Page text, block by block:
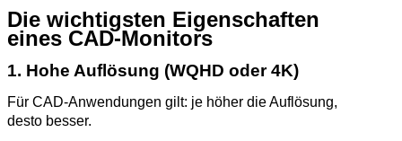
Die wichtigsten Eigenschaften
eines CAD‑Monitors
1. Hohe Auflösung (WQHD oder 4K)
Für CAD‑Anwendungen gilt: je höher die Auflösung,
desto besser.